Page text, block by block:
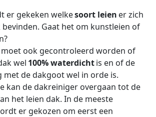
er gekeken welkesoort leien er zich
bevinden. Gaat het om kunstleien of
moet ook gecontroleerd worden of
wel 100% waterdichtis en of de
met de dakgoot wel in orde is.
kan de dakreiniger overgaan tot de
het leien dak. In de meeste
er gekozen om eerst een